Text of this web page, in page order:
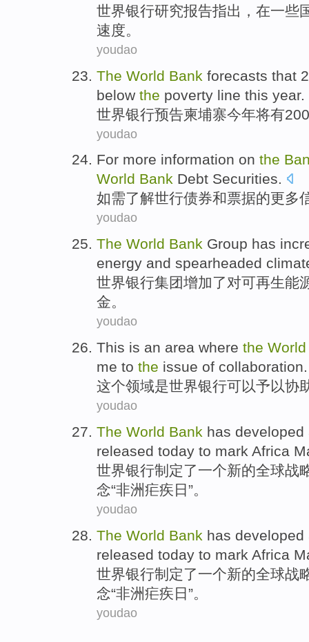
世界银行研究报告指出 ， 在一些
速度。
youdao
The World Bank forecasts that
below the poverty line this year.
世界银行预告柬埔寨今年将有
youdao
For more information on the
World Bank Debt Securities.
如需了解世行债券和票据的更多
youdao
The World Bank Group has
energy and spearheaded
世界银行集团增加了对可再生能
金。
youdao
This is an area where the World
me to the issue of collaboration.
这个领域是世界银行可以予以协
youdao
The World Bank has developed
released today to mark Africa
世界银行制定了一个新的全球战
念“非洲疟疾 日 ”。
youdao
The World Bank has developed
released today to mark Africa
世界银行制定了一个新的全球战
念“非洲疟疾日”。
youdao